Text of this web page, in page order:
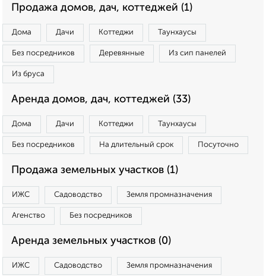
Продажа домов, дач, коттеджей (1)
Дома Дачи Коттеджи Таунхаусы
Без посредников Деревянные Из сип панелей
Из бруса
Аренда домов, дач, коттеджей (33)
Дома Дачи Коттеджи Таунхаусы
Без посредников На длительный срок Посуточно
Продажа земельных участков (1)
ИЖС Садоводство Земля промназначения
Агенство Без посредников
Аренда земельных участков (0)
ИЖС Садоводство Земля промназначения